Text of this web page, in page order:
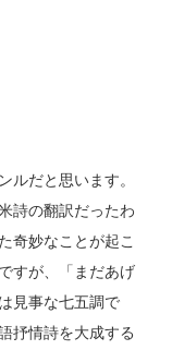
だと思います。
詩の翻訳だったわ
奇妙なことが起こ
すが、「まだあげ
見事な七五調で
抒情詩を大成する